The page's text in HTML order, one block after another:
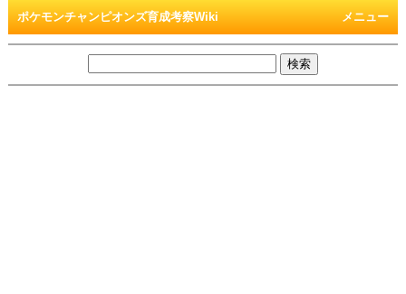
メニュー
ポケモンチャンピオンズ育成考察Wiki